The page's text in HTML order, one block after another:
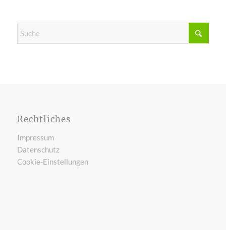
Rechtliches
Impressum
Datenschutz
Cookie-Einstellungen